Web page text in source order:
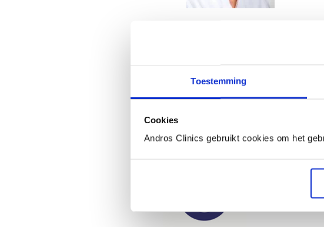
Toestemming
Cookies
Andros Clinics gebruikt cookies om het